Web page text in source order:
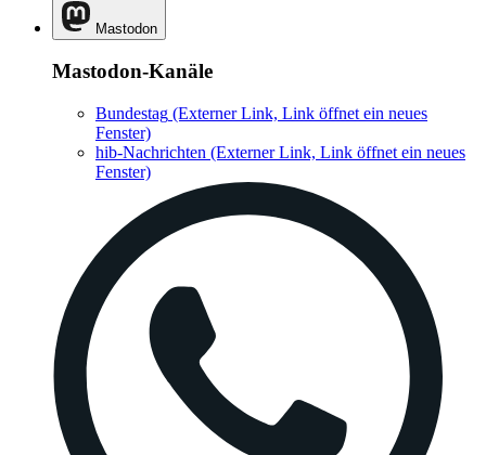
Mastodon
Mastodon-Kanäle
Bundestag (Externer Link, Link öffnet ein neues
Fenster)
hib-Nachrichten (Externer Link, Link öffnet ein neues
Fenster)